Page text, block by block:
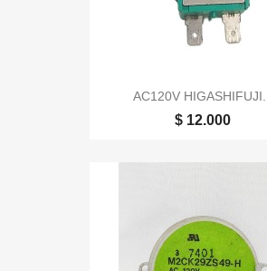
AC120V HIGASHIFUJI...
$ 12.000